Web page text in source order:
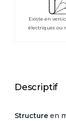
Existe en
électriques ou
Descriptif
Structure en